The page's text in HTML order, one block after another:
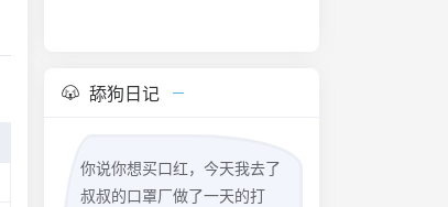
舔狗日记
你说你想买口红，今天我去了
叔叔的口罩厂做了一天的打